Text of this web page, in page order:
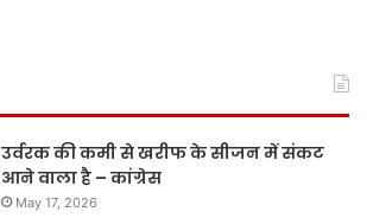
उर्वरक की कमी से खरीफ के सीजन में संकट
आने वाला है – कांग्रेस
May 17, 2026